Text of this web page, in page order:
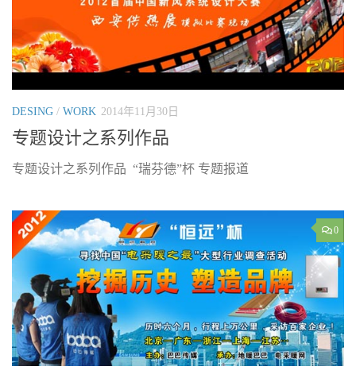
DESING / WORK 2014年11月30日
专题设计之系列作品
专题设计之系列作品 “瑞芬德”杯 专题报道
0